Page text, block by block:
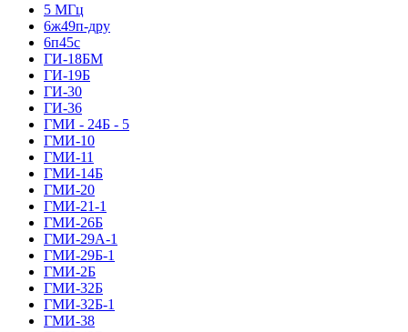
5 МГц
6ж49п-дру
6п45с
ГИ-18БМ
ГИ-19Б
ГИ-30
ГИ-36
ГМИ - 24Б - 5
ГМИ-10
ГМИ-11
ГМИ-14Б
ГМИ-20
ГМИ-21-1
ГМИ-26Б
ГМИ-29А-1
ГМИ-29Б-1
ГМИ-2Б
ГМИ-32Б
ГМИ-32Б-1
ГМИ-38